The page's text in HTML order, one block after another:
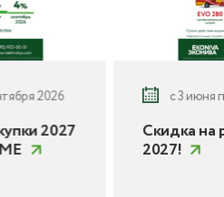
2026
2027
с 3 июня
Скидка на
2027!